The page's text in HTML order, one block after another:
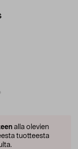
alla olevien
tuotteesta